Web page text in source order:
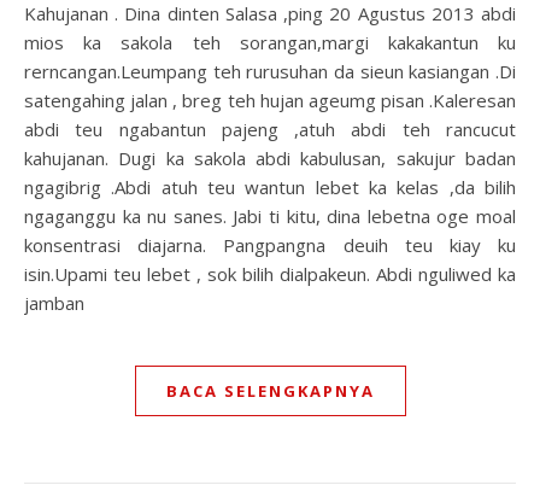
Kahujanan . Dina dinten Salasa ,ping 20 Agustus 2013 abdi
mios ka sakola teh sorangan,margi kakakantun ku
rerncangan.Leumpang teh rurusuhan da sieun kasiangan .Di
satengahing jalan , breg teh hujan ageumg pisan .Kaleresan
abdi teu ngabantun pajeng ,atuh abdi teh rancucut
kahujanan. Dugi ka sakola abdi kabulusan, sakujur badan
ngagibrig .Abdi atuh teu wantun lebet ka kelas ,da bilih
ngaganggu ka nu sanes. Jabi ti kitu, dina lebetna oge moal
konsentrasi diajarna. Pangpangna deuih teu kiay ku
isin.Upami teu lebet , sok bilih dialpakeun. Abdi nguliwed ka
jamban
BACA SELENGKAPNYA